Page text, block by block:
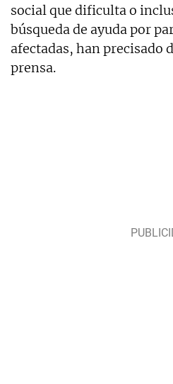
social que dificulta o
búsqueda de ayuda por
afectadas, han precisado
prensa.